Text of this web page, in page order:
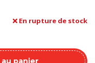
En rupture de stock
panier